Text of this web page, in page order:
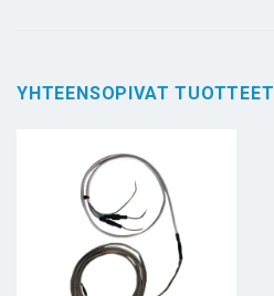
YHTEENSOPIVAT TUOTTEET